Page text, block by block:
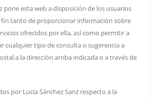
pone esta web a disposición de los usuarios
tanto de proporcionar información sobre
ofrecidos por ella, así como permitir a
cualquier tipo de consulta o sugerencia a
a la dirección arriba indicada o a través de
por Lucía Sánchez Sanz respecto a la